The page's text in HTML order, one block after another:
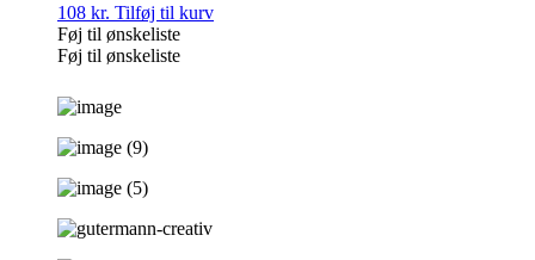
108 kr. Tilføj til kurv
Føj til ønskeliste
Føj til ønskeliste